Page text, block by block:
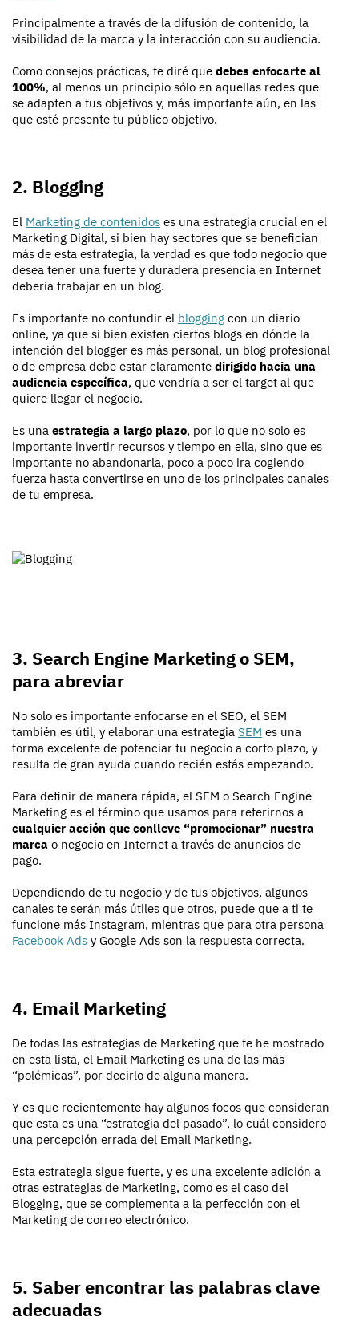
Principalmente a través de la difusión de contenido, la
visibilidad de la marca y la interacción con su audiencia.
Como consejos prácticas, te diré que debes enfocarte al
100%, al menos un principio sólo en aquellas redes que
se adapten a tus objetivos y, más importante aún, en las
que esté presente tu público objetivo.
2. Blogging
El Marketing de contenidos es una estrategia crucial en el
Marketing Digital, si bien hay sectores que se benefician
más de esta estrategia, la verdad es que todo negocio que
desea tener una fuerte y duradera presencia en Internet
debería trabajar en un blog.
Es importante no confundir el blogging con un diario
online, ya que si bien existen ciertos blogs en dónde la
intención del blogger es más personal, un blog profesional
o de empresa debe estar claramente dirigido hacia una
audiencia específica, que vendría a ser el target al que
quiere llegar el negocio.
Es una estrategia a largo plazo, por lo que no solo es
importante invertir recursos y tiempo en ella, sino que es
importante no abandonarla, poco a poco ira cogiendo
fuerza hasta convertirse en uno de los principales canales
de tu empresa.
3. Search Engine Marketing o SEM,
para abreviar
No solo es importante enfocarse en el SEO, el SEM
también es útil, y elaborar una estrategia SEM es una
forma excelente de potenciar tu negocio a corto plazo, y
resulta de gran ayuda cuando recién estás empezando.
Para definir de manera rápida, el SEM o Search Engine
Marketing es el término que usamos para referirnos a
cualquier acción que conlleve “promocionar” nuestra
marca o negocio en Internet a través de anuncios de
pago.
Dependiendo de tu negocio y de tus objetivos, algunos
canales te serán más útiles que otros, puede que a ti te
funcione más Instagram, mientras que para otra persona
Facebook Ads y Google Ads son la respuesta correcta.
4. Email Marketing
De todas las estrategias de Marketing que te he mostrado
en esta lista, el Email Marketing es una de las más
“polémicas”, por decirlo de alguna manera.
Y es que recientemente hay algunos focos que consideran
que esta es una “estrategia del pasado”, lo cuál considero
una percepción errada del Email Marketing.
Esta estrategia sigue fuerte, y es una excelente adición a
otras estrategias de Marketing, como es el caso del
Blogging, que se complementa a la perfección con el
Marketing de correo electrónico.
5. Saber encontrar las palabras clave
adecuadas